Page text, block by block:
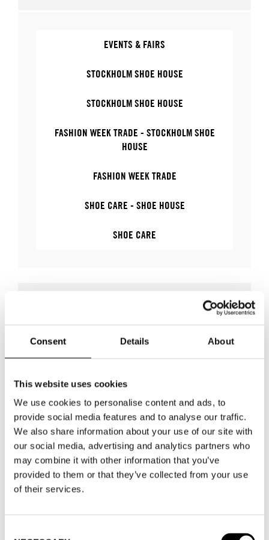
Consent Details About
This website uses cookies
We use cookies to personalise content and ads, to
provide social media features and to analyse our traffic.
We also share information about your use of our site with
our social media, advertising and analytics partners who
may combine it with other information that you’ve
provided to them or that they’ve collected from your use
of their services.
EVENTS & FAIRS
STOCKHOLM SHOE HOUSE
STOCKHOLM SHOE HOUSE
FASHION WEEK TRADE - STOCKHOLM SHOE
HOUSE
FASHION WEEK TRADE
SHOE CARE - SHOE HOUSE
SHOE CARE
WHEREFashion Week Trade (Stockholm Shoe
House)
ADRESS
Cylindervägen 20, Nacka strand
10 aug 2026 - 14 aug 2026
WHEREStockholm Shoe House
ADRESSCylindervägen 20, Nacka
strand
SHOWROOM / STAND: